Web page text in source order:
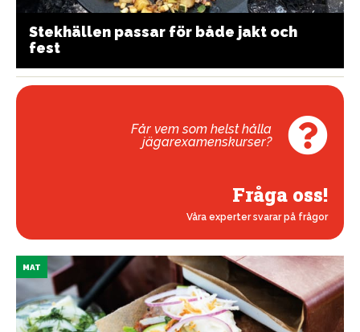
Stekhällen passar för både jakt och
fest
Får vem som helst hålla
jägarexamenskurser?
Fråga oss!
Våra experter svarar på frågor
MAT